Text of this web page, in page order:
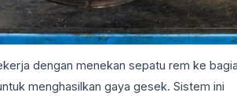
dengan menekan sepatu rem ke
menghasilkan gaya gesek. Sistem ini